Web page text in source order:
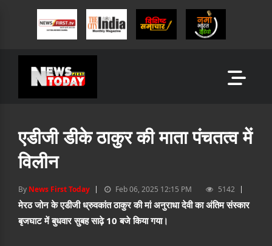
एडीजी डीके ठाकुर की माता पंचतत्व में
विलीन
By News First Today Feb 06, 2025 12:15 PM 5142
मेरठ जोन के एडीजी ध्रुवकांत ठाकुर की मां अनुराधा देवी का अंतिम संस्कार
बृजघाट में बुधवार सुबह साढ़े 10 बजे किया गया।